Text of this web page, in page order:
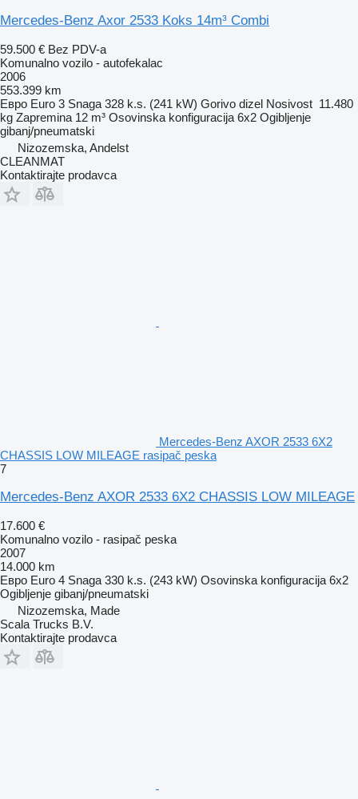
Mercedes-Benz Axor 2533 Koks 14m³ Combi
59.500 € Bez PDV-a
Komunalno vozilo - autofekalac
2006
553.399 km
Евро Euro 3 Snaga 328 k.s. (241 kW) Gorivo dizel Nosivost 11.480
kg Zapremina 12 m³ Osovinska konfiguracija 6x2 Ogibljenje
gibanj/pneumatski
Nizozemska, Andelst
CLEANMAT
Kontaktirajte prodavca
Mercedes-Benz AXOR 2533 6X2
CHASSIS LOW MILEAGE rasipač peska
7
Mercedes-Benz AXOR 2533 6X2 CHASSIS LOW MILEAGE
17.600 €
Komunalno vozilo - rasipač peska
2007
14.000 km
Евро Euro 4 Snaga 330 k.s. (243 kW) Osovinska konfiguracija 6x2
Ogibljenje gibanj/pneumatski
Nizozemska, Made
Scala Trucks B.V.
Kontaktirajte prodavca